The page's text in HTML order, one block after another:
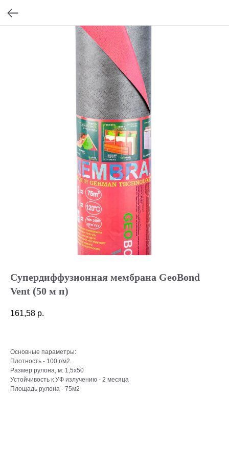
Супердиффузионная мембрана GeoBond
Vent (50 м п)
161,58 р.
Основные параметры:
Плотность - 100 г/м2.
Размер рулона, м: 1,5x50
Устойчивость к УФ излучению - 2 месяца
Площадь рулона - 75м2